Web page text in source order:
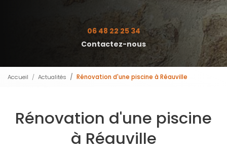
06 48 22 25 34
Contactez-nous
Accueil Actualités Rénovation d'une piscine à Réauville
Rénovation d'une piscine
à Réauville